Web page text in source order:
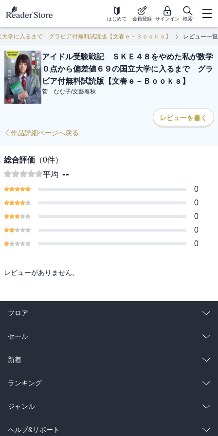
はじめて 会員登録 サインイン 検索
学に入るまで グラビア付無料試読版【文春ｅ－Ｂｏｏｋｓ】 レビュー一覧
アイドル受験戦記 ＳＫＥ４８をやめた私が数学
０点から偏差値６９の国立大学に入るまで グラ
ビア付無料試読版【文春ｅ－Ｂｏｏｋｓ】
菅 なな子/文藝春秋
レビューを書く
作品詳細ページへ戻る
総合評価 （0件）
平均 --
0
0
0
0
0
レビューがありません。
フロア
総合
ラノベ
雑誌・グラビア
BL・TL
セール
総合
ラノベ
雑誌・グラビア
BL・TL
新着
総合
ラノベ
雑誌・グラビア
ランキング
総合
ラノベ
ジャンル
コミック
ヘルプ&サポート